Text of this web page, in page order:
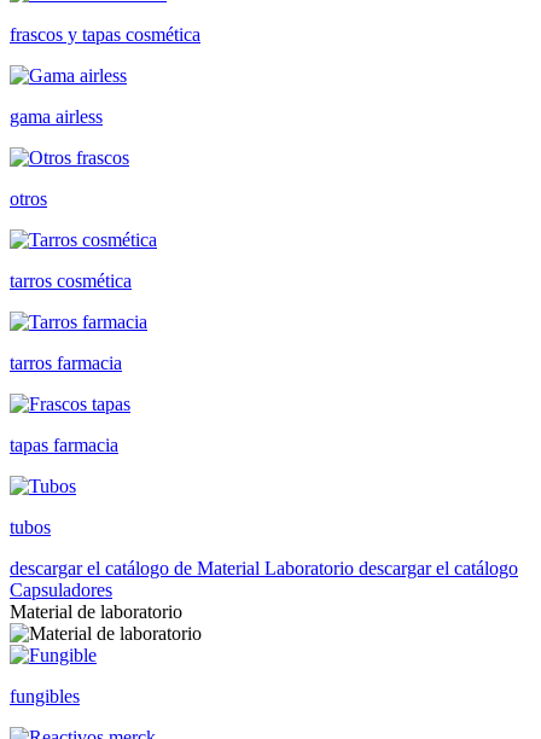
frascos y tapas cosmética
gama airless
otros
tarros cosmética
tarros farmacia
tapas farmacia
tubos
descargar el catálogo de Material Laboratorio descargar el catálogo
Capsuladores
Material de laboratorio
fungibles